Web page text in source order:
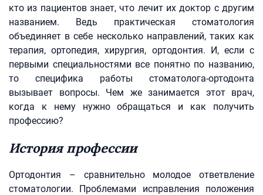
кто из пациентов знает, что лечит их доктор с другим
названием. Ведь практическая стоматология
объединяет в себе несколько направлений, таких как
терапия, ортопедия, хирургия, ортодонтия. И, если с
первыми специальностями все понятно по названию,
то специфика работы стоматолога-ортодонта
вызывает вопросы. Чем же занимается этот врач,
когда к нему нужно обращаться и как получить
профессию?
История профессии
Ортодонтия – сравнительно молодое ответвление
стоматологии. Проблемами исправления положения